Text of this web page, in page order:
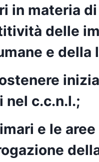
in materia
delle
e
c.c.n.l.;
e le